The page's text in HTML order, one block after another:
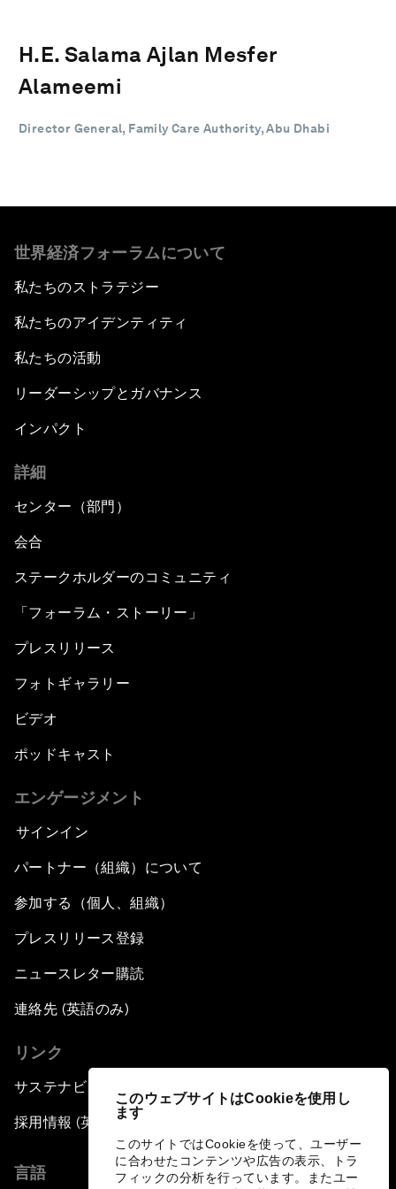
このウェブサイトはCookieを使用し
ます
このサイトではCookieを使って、ユーザー
に合わせたコンテンツや広告の表示、トラ
フィックの分析を行っています。またユー
H.E. Salama Ajlan Mesfer
Alameemi
Director General, Family Care Authority, Abu Dhabi
世界経済フォーラムについて
私たちのストラテジー
私たちのアイデンティティ
私たちの活動
リーダーシップとガバナンス
インパクト
詳細
センター（部門）
会合
ステークホルダーのコミュニティ
「フォーラム・ストーリー」
プレスリリース
フォトギャラリー
ビデオ
ポッドキャスト
エンゲージメント
サインイン
パートナー（組織）について
参加する（個人、組織）
プレスリリース登録
ニュースレター購読
連絡先 (英語のみ)
リンク
サステナビリティへの取り組み
採用情報 (英語のみ)
言語